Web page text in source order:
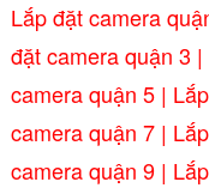
Lắp đặt camera
đặt camera quận 3 |
camera quận 5|
camera quận 7|
camera quận 9|